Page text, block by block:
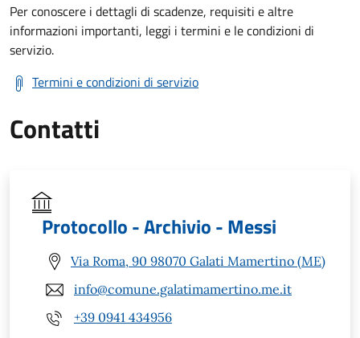
Per conoscere i dettagli di scadenze, requisiti e altre
informazioni importanti, leggi i termini e le condizioni di
servizio.
Termini e condizioni di servizio
Contatti
Protocollo - Archivio - Messi
Via Roma, 90 98070 Galati Mamertino (ME)
info@comune.galatimamertino.me.it
+39 0941 434956